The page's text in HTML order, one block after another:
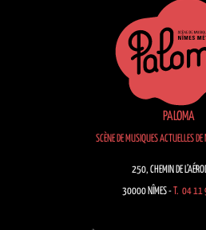
PALOMA
SCÈNE DE MUSIQUES ACTUELLES
250, CHEMIN DE
30000 NÎMES - T. 04